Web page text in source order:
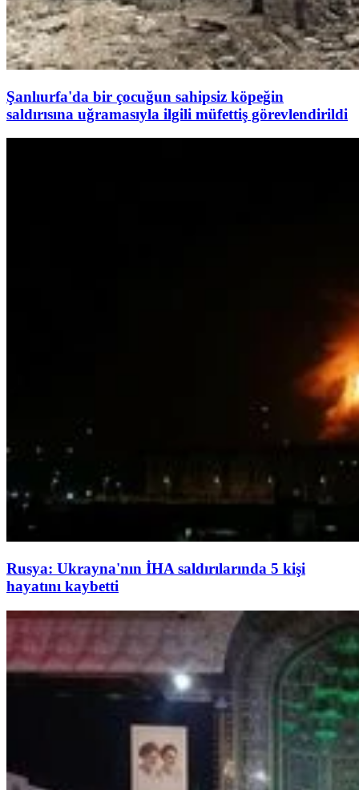
Şanlıurfa'da bir çocuğun sahipsiz köpeğin
saldırısına uğramasıyla ilgili müfettiş görevlendirildi
Rusya: Ukrayna'nın İHA saldırılarında 5 kişi
hayatını kaybetti